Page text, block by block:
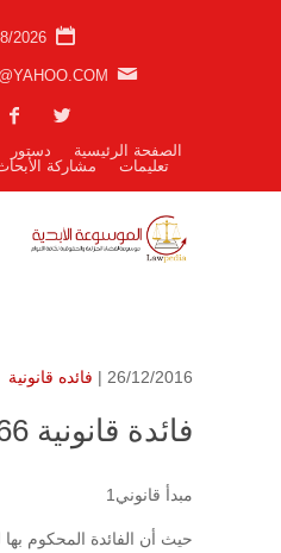
2026
الصفحة الرئيسية دستور
تعليمات
مشاركة
26/12/2016 | فائده قانونية
فائدة قانونية h2009.1766
مبدأ قانوني1
حيث أن الفائدة المحكوم